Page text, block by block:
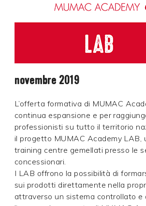
novembre 2019
L’offerta formativa di MUMAC
continua espansione e per
professionisti su tutto il territorio
il progetto MUMAC Academy LAB,
training centre gemellati presso le
concessionari.
I LAB offrono la possibilità di
sui prodotti direttamente nella
attraverso un sistema controllato e